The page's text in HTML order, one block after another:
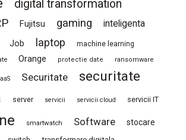
digital transformation
Fujitsu gaming
inteligenta
Job laptop machine learning
Orange protectie date ransomware
Securitate
securitate
server servicii servicii cloud servicii IT
smartwatch Software stocare